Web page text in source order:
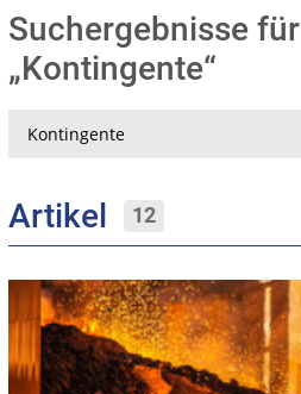
Suchergebnisse für
„Kontingente“
Artikel 12